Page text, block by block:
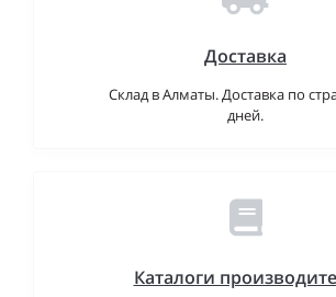
Доставка
Склад в Алматы. Доставка по
дней.
Каталоги